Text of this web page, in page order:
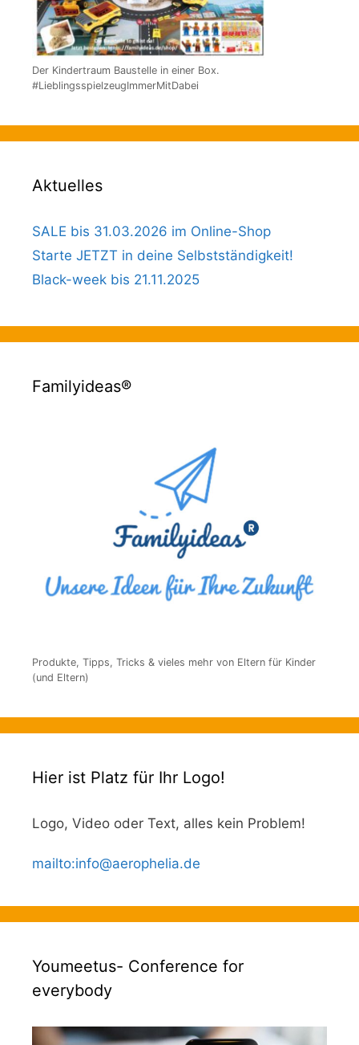
Der Kindertraum Baustelle in einer Box.
#LieblingsspielzeugImmerMitDabei
Aktuelles
SALE bis 31.03.2026 im Online-Shop
Starte JETZT in deine Selbstständigkeit!
Black-week bis 21.11.2025
Familyideas®
Produkte, Tipps, Tricks & vieles mehr von Eltern für Kinder
(und Eltern)
Hier ist Platz für Ihr Logo!
Logo, Video oder Text, alles kein Problem!
mailto:info@aerophelia.de
Youmeetus- Conference for
everybody